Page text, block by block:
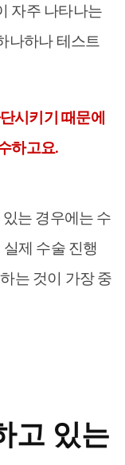
자주 나타나는
나하나 테스트
시키기 때문에
하고요.
는 경우에는 수
제 수술 진행
는 것이 가장 중
고 있는